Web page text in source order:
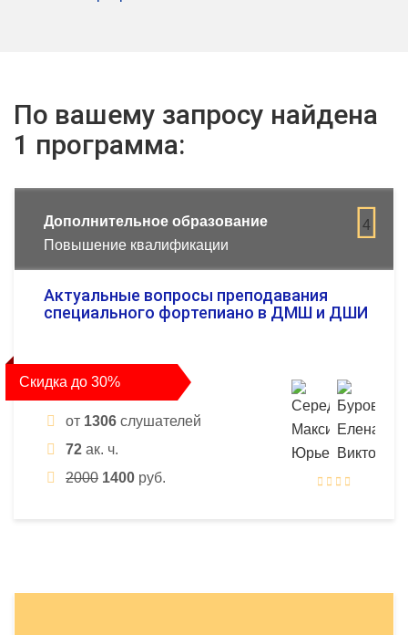
По вашему запросу найдена
1 программа:
4
Дополнительное образование
Повышение квалификации
Актуальные вопросы преподавания
специального фортепиано в ДМШ и ДШИ
Скидка до 30%
от 1306 слушателей
72 ак. ч.
2000 1400 руб.